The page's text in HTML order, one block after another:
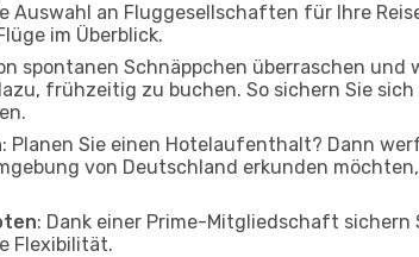
Auswahl an Fluggesellschaften für Ihre
im Überblick.
spontanen Schnäppchen überraschen
frühzeitig zu buchen. So sichern Sie
: Planen Sie einen Hotelaufenthalt? Dann
von Deutschland erkunden
: Dank einer Prime-Mitgliedschaft
Flexibilität.